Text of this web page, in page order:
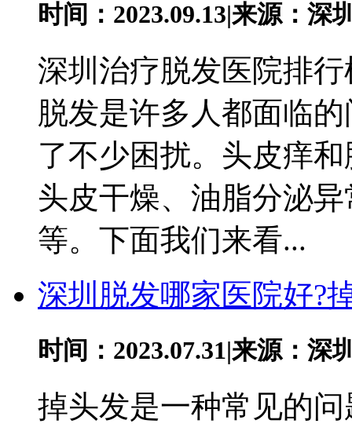
时间：2023.09.13|来源：深
深圳治疗脱发医院排
脱发是许多人都面临
了不少困扰。头皮痒
头皮干燥、油脂分泌
等。下面我们来看...
深圳脱发哪家医院好?
时间：2023.07.31|来源：深
掉头发是一种常见的